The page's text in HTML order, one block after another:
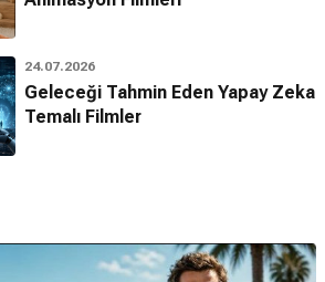
24.07.2026
Geleceği Tahmin Eden Yapay Zeka
Temalı Filmler